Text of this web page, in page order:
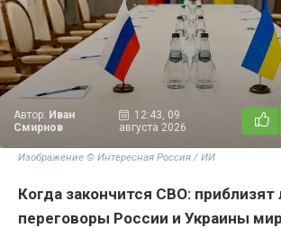
Автор: Иван
Смирнов
12:43, 09
августа 2026
Изображение © Интересная Россия / ИИ
Когда закончится СВО:
переговоры России и Украины